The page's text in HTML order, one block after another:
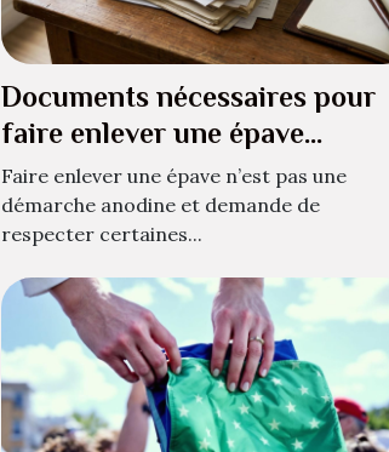
Documents nécessaires pour
faire enlever une épave
légalement
Faire enlever une épave n’est pas une
démarche anodine et demande de
respecter certaines...